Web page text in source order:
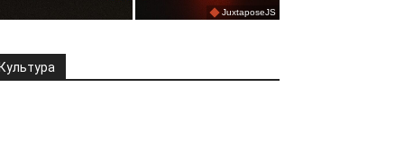
Культура